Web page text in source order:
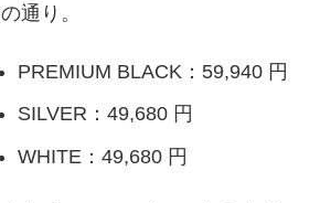
の通り。
PREMIUM BLACK：59,940 円
SILVER：49,680 円
WHITE：49,680 円